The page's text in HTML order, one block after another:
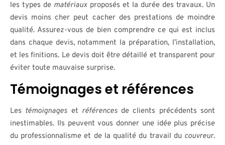
les types de matériaux proposés et la durée des travaux. Un
devis moins cher peut cacher des prestations de moindre
qualité. Assurez-vous de bien comprendre ce qui est inclus
dans chaque devis, notamment la préparation, l’installation,
et les finitions. Le devis doit être détaillé et transparent pour
éviter toute mauvaise surprise.
Témoignages et références
Les témoignages et référencesde clients précédents sont
inestimables. Ils peuvent vous donner une idée plus précise
du professionnalisme et de la qualité du travail du couvreur.